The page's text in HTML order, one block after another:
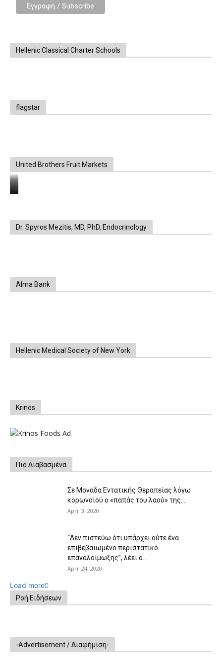
Hellenic Classical Charter Schools
flagstar
United Brothers Fruit Markets
https://www.unitedbrothersfruitmarkets.com/
https://www.unitedbrothersfruitmarkets.com/
Dr. Spyros Mezitis, MD, PhD, Endocrinology
Alma Bank
Hellenic Medical Society of New York
Krinos
Πιο Διαβασμένα
Σε Μονάδα Εντατικής Θεραπείας λόγω
κορωνοϊού ο «παπάς του λαού» της...
April 3, 2020
“Δεν πιστεύω ότι υπάρχει ούτε ένα
επιβεβαιωμένο περιστατικό
επαναλοίμωξης”, λέει ο...
April 24, 2020
Load more
Ροή Ειδήσεων
-Advertisement / Διαφήμιση-